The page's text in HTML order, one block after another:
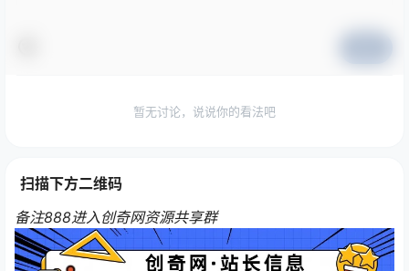
暂无讨论，说说你的看法吧
扫描下方二维码
备注888进入创奇网资源共享群